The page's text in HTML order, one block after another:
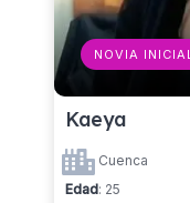
NOVIA INICIAL
Kaeya
Cuenca
Edad: 25